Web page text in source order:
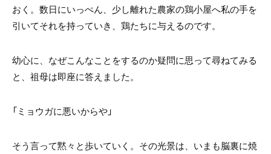
おく。数日にいっぺん、少し離れた農家の鶏小屋へ私の手を
引いてそれを持っていき、鶏たちに与えるのです。
幼心に、なぜこんなことをするのか疑問に思って尋ねてみる
と、祖母は即座に答えました。
「ミョウガに悪いからや」
そう言って黙々と歩いていく。その光景は、いまも脳裏に焼